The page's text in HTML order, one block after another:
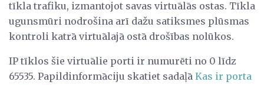
tīkla trafiku, izmantojot savas virtuālās ostas. Tīkla
ugunsmūri nodrošina arī dažu satiksmes plūsmas
kontroli katrā virtuālajā ostā drošības nolūkos.
IP tīklos šie virtuālie porti ir numurēti no 0 līdz
65535. Papildinformāciju skatiet sadaļā Kas ir porta